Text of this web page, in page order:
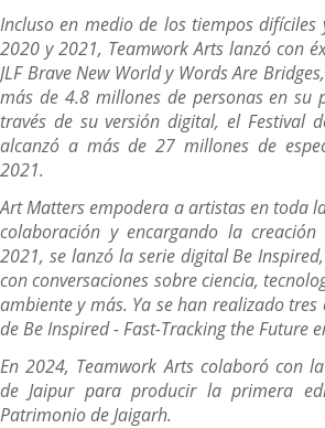
Incluso en medio de los tiempos
2020 y 2021, Teamwork Arts lanzó con
JLF Brave New World y Words Are
más de 4.8 millones de personas en su
través de su versión digital, el Festival
alcanzó a más de 27 millones de
2021.
Art Matters empodera a artistas en toda
colaboración y encargando la
2021, se lanzó la serie digital Be
con conversaciones sobre ciencia,
ambiente y más. Ya se han realizado tres
de Be Inspired - Fast-Tracking the Future
En 2024, Teamwork Arts colaboró con
de Jaipur para producir la primera
Patrimonio de Jaigarh.